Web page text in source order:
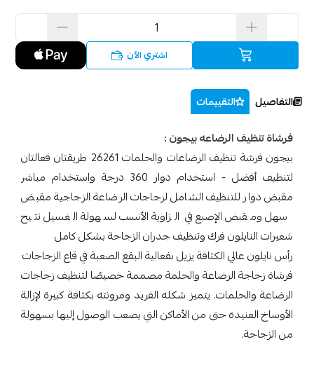
اشتري الآن
التفاصيل التقييمات
فرشاة تنظيف الرضاعه بيجون :
بيجون فرشة تنظيف الرضاعات والحلمات 26261 طريقتان فعالتان
لتنظيف أفضل - استخدام دوار 360 درجة واستخدام مباشر
مقبض دوار للتنظيف الشامل لزجاجات الرضاعة الزجاجية مقبض
سهل ومقبض الإصبع في الزاوية الأنسب لسهولة الغسيل تتيح
شعيرات النايلون فرك وتنظيف جدران الزجاجة بشكل كامل
رأس نايلون عالي الكثافة يزيل بفعالية البقع الصعبة في قاع الزجاجات
فرشاة زجاجة الرضاعة والحلمة مصممة خصيصًا لتنظيف زجاجات
الرضاعة والحلمات. يتميز شكله الفريد ومرونته بكثافة كبيرة لإزالة
الأوساخ العنيدة حتى من الأماكن التي يصعب الوصول إليها بسهولة
من الزجاجة.